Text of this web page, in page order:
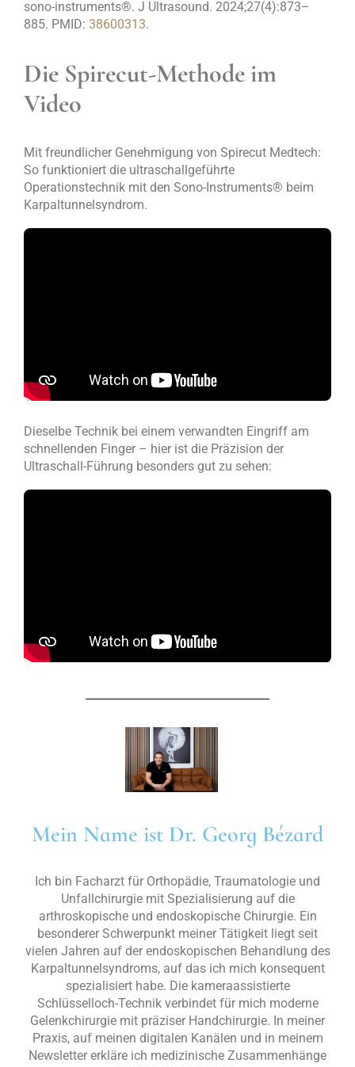
sono-instruments®. J Ultrasound. 2024;27(4):873–
885. PMID: 38600313.
Die Spirecut-Methode im
Video
Mit freundlicher Genehmigung von Spirecut Medtech:
So funktioniert die ultraschallgeführte
Operationstechnik mit den Sono-Instruments® beim
Karpaltunnelsyndrom.
Dieselbe Technik bei einem verwandten Eingriff am
schnellenden Finger – hier ist die Präzision der
Ultraschall-Führung besonders gut zu sehen:
Mein Name ist Dr. Georg Bézard
Ich bin Facharzt für Orthopädie, Traumatologie und
Unfallchirurgie mit Spezialisierung auf die
arthroskopische und endoskopische Chirurgie. Ein
besonderer Schwerpunkt meiner Tätigkeit liegt seit
vielen Jahren auf der endoskopischen Behandlung des
Karpaltunnelsyndroms, auf das ich mich konsequent
spezialisiert habe. Die kameraassistierte
Schlüsselloch-Technik verbindet für mich moderne
Gelenkchirurgie mit präziser Handchirurgie. In meiner
Praxis, auf meinen digitalen Kanälen und in meinem
Newsletter erkläre ich medizinische Zusammenhänge